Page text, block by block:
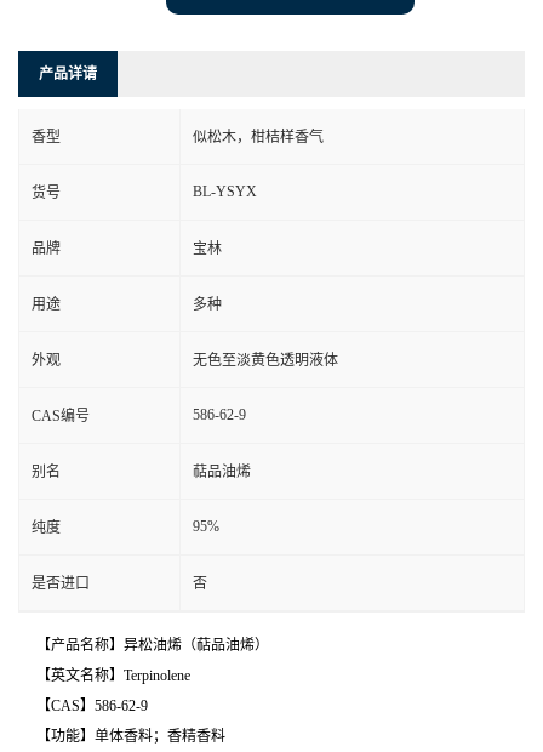
产品详请
香型 似松木，柑桔样香气
货号 BL-YSYX
品牌 宝林
用途 多种
外观 无色至淡黄色透明液体
CAS编号 586-62-9
别名 萜品油烯
纯度 95%
是否进口 否
【产品名称】异松油烯（萜品油烯）
【英文名称】Terpinolene
【CAS】586-62-9
【功能】单体香料；香精香料